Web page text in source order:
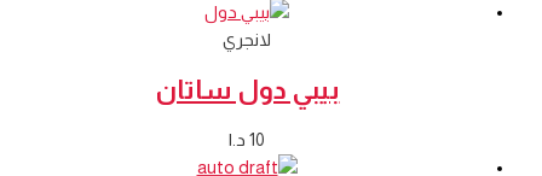
لانجري
بيبي دول ساتان
10 د.ا